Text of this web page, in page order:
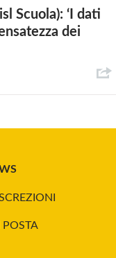
Scuola): ‘I dati
dei
POSTA